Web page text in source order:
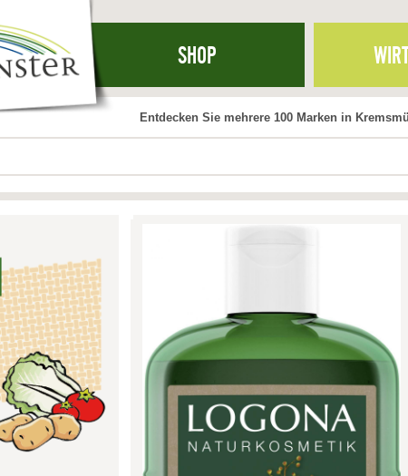
SHOP
Entdecken Sie mehrere 100 Marken in